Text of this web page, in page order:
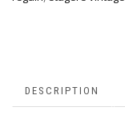
DESCRIPTION